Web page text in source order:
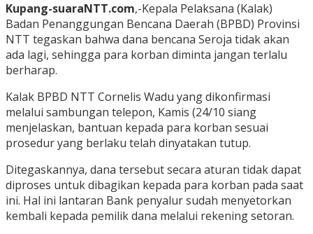
Kupang-suaraNTT.com,-Kepala Pelaksana (Kalak)
Badan Penanggungan Bencana Daerah (BPBD) Provinsi
NTT tegaskan bahwa dana bencana Seroja tidak akan
ada lagi, sehingga para korban diminta jangan terlalu
berharap.
Kalak BPBD NTT Cornelis Wadu yang dikonfirmasi
melalui sambungan telepon, Kamis (24/10 siang
menjelaskan, bantuan kepada para korban sesuai
prosedur yang berlaku telah dinyatakan tutup.
Ditegaskannya, dana tersebut secara aturan tidak dapat
diproses untuk dibagikan kepada para korban pada saat
ini. Hal ini lantaran Bank penyalur sudah menyetorkan
kembali kepada pemilik dana melalui rekening setoran.